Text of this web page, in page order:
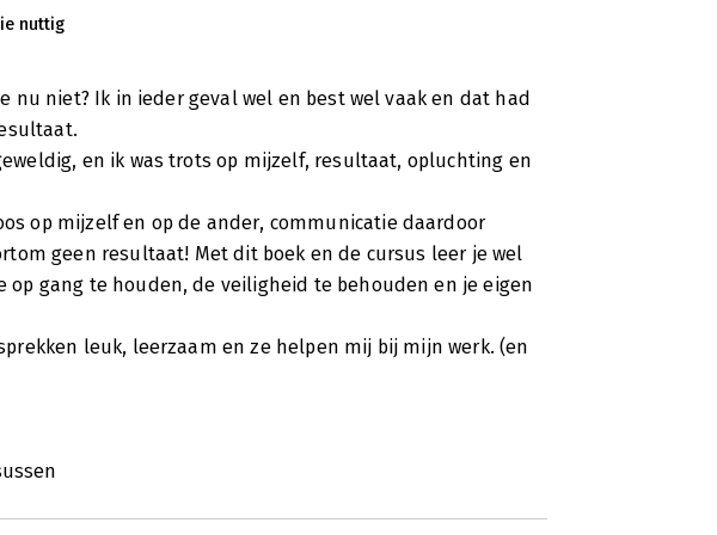
nuttig
nu niet? Ik in ieder geval wel en best wel vaak en dat had
en ik was trots op mijzelf, resultaat, opluchting en
op mijzelf en op de ander, communicatie daardoor
geen resultaat! Met dit boek en de cursus leer je wel
gang te houden, de veiligheid te behouden en je eigen
leuk, leerzaam en ze helpen mij bij mijn werk. (en